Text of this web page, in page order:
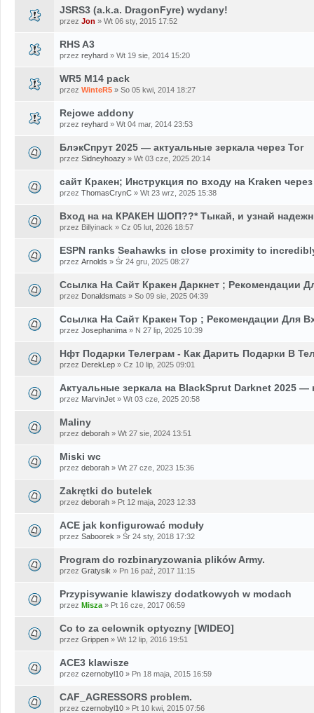
JSRS3 (a.k.a. DragonFyre) wydany!
przez Jon » Wt 06 sty, 2015 17:52
RHS A3
przez reyhard » Wt 19 sie, 2014 15:20
WR5 M14 pack
przez WinteR5 » So 05 kwi, 2014 18:27
Rejowe addony
przez reyhard » Wt 04 mar, 2014 23:53
БлэкСпрут 2025 — актуальные зеркала через Tor
przez Sidneyhoazy » Wt 03 cze, 2025 20:14
сайт Кракен; Инструкция по входу на Kraken
przez ThomasCrynC » Wt 23 wrz, 2025 15:38
Вход на на КРАКЕН ШОП??* Тыкай, и узнай
przez Billyinack » Cz 05 lut, 2026 18:57
ESPN ranks Seahawks in close proximity to
przez Arnolds » Śr 24 gru, 2025 08:27
Ссылка На Сайт Кракен Даркнет ; Рекомендации
przez Donaldsmats » So 09 sie, 2025 04:39
Ссылка На Сайт Кракен Тор ; Рекомендации Для
przez Josephanima » N 27 lip, 2025 10:39
Нфт Подарки Телеграм - Как Дарить Подарки В
przez DerekLep » Cz 10 lip, 2025 09:01
Актуальные зеркала на BlackSprut Darknet 2025 —
przez MarvinJet » Wt 03 cze, 2025 20:58
Maliny
przez deborah » Wt 27 sie, 2024 13:51
Miski wc
przez deborah » Wt 27 cze, 2023 15:36
Zakrętki do butelek
przez deborah » Pt 12 maja, 2023 12:33
ACE jak konfigurować moduły
przez Saboorek » Śr 24 sty, 2018 17:32
Program do rozbinaryzowania plików Army.
przez Gratysik » Pn 16 paź, 2017 11:15
Przypisywanie klawiszy dodatkowych w modach
przez Misza » Pt 16 cze, 2017 06:59
Co to za celownik optyczny [WIDEO]
przez Grippen » Wt 12 lip, 2016 19:51
ACE3 klawisze
przez czernobyl10 » Pn 18 maja, 2015 16:59
CAF_AGRESSORS problem.
przez czernobyl10 » Pt 10 kwi, 2015 07:56